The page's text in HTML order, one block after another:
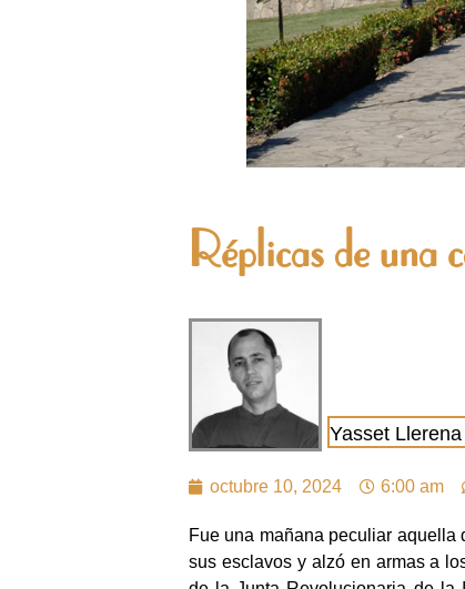
Réplicas de una
Yasset Llerena
octubre 10, 2024 6:00 am
Fue una mañana peculiar
sus esclavos y alzó en armas a